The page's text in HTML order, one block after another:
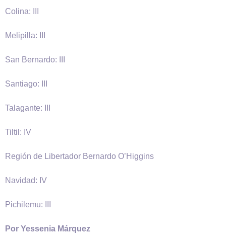
Colina: III
Melipilla: III
San Bernardo: III
Santiago: III
Talagante: III
Tiltil: IV
Región de Libertador Bernardo O’Higgins
Navidad: IV
Pichilemu: III
Por Yessenia Márquez